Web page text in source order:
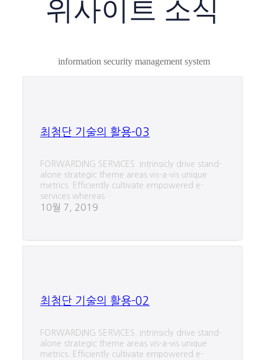
위사이트 소식
information security management system
최첨단 기술의 활용-03
FORWARDING SERVICES. Intrinsicly drive stand-
alone strategic theme areas vis-a-vis unique
metrics. Efficiently cultivate empowered e-
services whereas…
10월 7, 2019
최첨단 기술의 활용-02
FORWARDING SERVICES. Intrinsicly drive stand-
alone strategic theme areas vis-a-vis unique
metrics. Efficiently cultivate empowered e-